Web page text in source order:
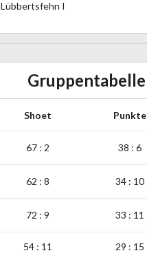
Lübbertsfehn I
Gruppentabelle
Shoet Punkte
67 : 2 38 : 6
62 : 8 34 : 10
72 : 9 33 : 11
54 : 11 29 : 15